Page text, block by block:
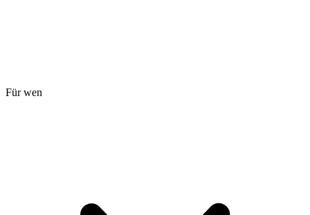
Für wen